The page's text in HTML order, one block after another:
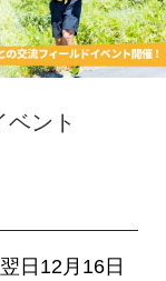
ント
日12月16日